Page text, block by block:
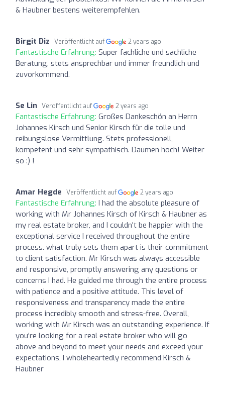
& Haubner bestens weiterempfehlen.
Birgit Diz Veröffentlicht auf 2 years ago
Fantastische Erfahrung: Super fachliche und sachliche
Beratung, stets ansprechbar und immer freundlich und
zuvorkommend.
Se Lin Veröffentlicht auf 2 years ago
Fantastische Erfahrung: Großes Dankeschön an Herrn
Johannes Kirsch und Senior Kirsch für die tolle und
reibungslose Vermittlung. Stets professionell,
kompetent und sehr sympathisch. Daumen hoch! Weiter
so :) !
Amar Hegde Veröffentlicht auf 2 years ago
Fantastische Erfahrung: I had the absolute pleasure of
working with Mr Johannes Kirsch of Kirsch & Haubner as
my real estate broker, and I couldn't be happier with the
exceptional service I received throughout the entire
process. what truly sets them apart is their commitment
to client satisfaction. Mr Kirsch was always accessible
and responsive, promptly answering any questions or
concerns I had. He guided me through the entire process
with patience and a positive attitude. This level of
responsiveness and transparency made the entire
process incredibly smooth and stress-free. Overall,
working with Mr Kirsch was an outstanding experience. If
you're looking for a real estate broker who will go
above and beyond to meet your needs and exceed your
expectations, I wholeheartedly recommend Kirsch &
Haubner